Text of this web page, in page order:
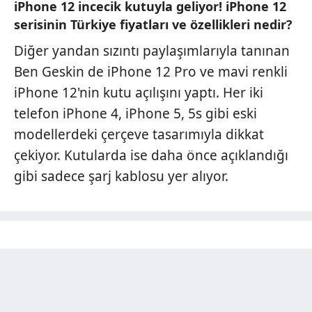
iPhone 12 incecik kutuyla geliyor! iPhone 12
serisinin Türkiye fiyatları ve özellikleri nedir?
Diğer yandan sızıntı paylaşımlarıyla tanınan
Ben Geskin de iPhone 12 Pro ve mavi renkli
iPhone 12'nin kutu açılışını yaptı. Her iki
telefon iPhone 4, iPhone 5, 5s gibi eski
modellerdeki çerçeve tasarımıyla dikkat
çekiyor. Kutularda ise daha önce açıklandığı
gibi sadece şarj kablosu yer alıyor.